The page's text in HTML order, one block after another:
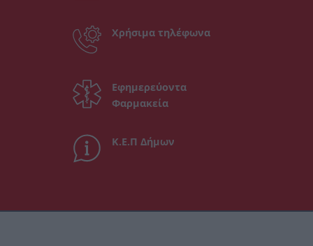
Χρήσιμα τηλέφωνα
Εφημερεύοντα
Φαρμακεία
Κ.Ε.Π Δήμων